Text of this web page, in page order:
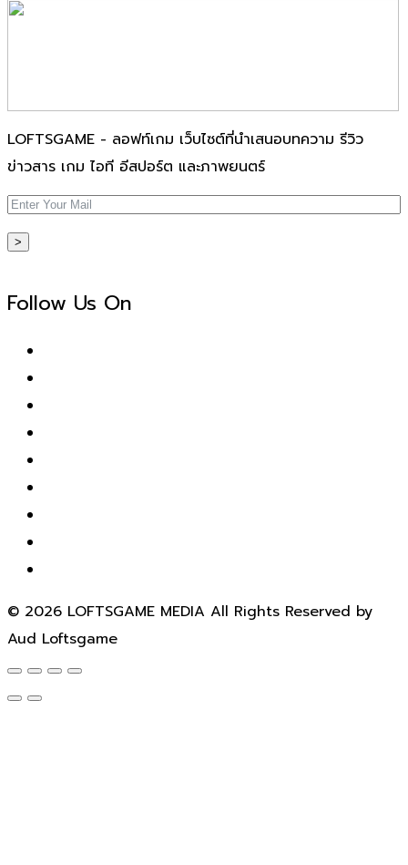
LOFTSGAME - ลอฟท์เกม เว็บไซต์ที่นำเสนอบทความ รีวิว
ข่าวสาร เกม ไอที อีสปอร์ต และภาพยนตร์
>
Follow Us On
© 2026 LOFTSGAME MEDIA All Rights Reserved by
Aud Loftsgame